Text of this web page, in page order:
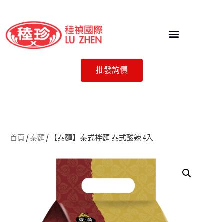
批發詢價
首頁 /泰麵/ 【泰麵】泰式拌麵 泰式酸辣 4入